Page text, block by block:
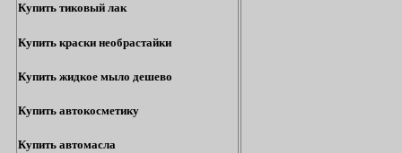
Купить тиковый лак
Купить краски необрастайки
Купить жидкое мыло дешево
Купить автокосметику
Купить автомасла